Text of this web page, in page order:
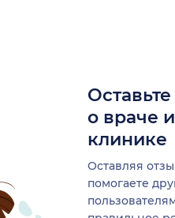
о враче
клинике
Оставляя
помогаете